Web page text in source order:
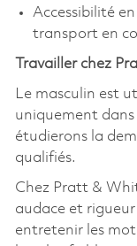
Accessibilité
transport en
Travailler chez
Le masculin est
uniquement
étudierons la
qualifiés.
Chez Pratt &
audace et
entretenir les